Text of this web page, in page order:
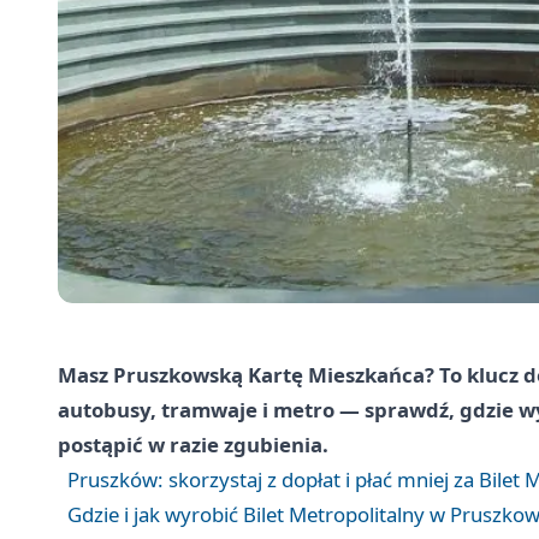
Masz Pruszkowską Kartę Mieszkańca? To
autobusy, tramwaje i metro — sprawdź, gdzie
postąpić w razie zgubienia.
Pruszków: skorzystaj z dopłat i płać mniej za Bilet
Gdzie i jak wyrobić Bilet Metropolitalny w